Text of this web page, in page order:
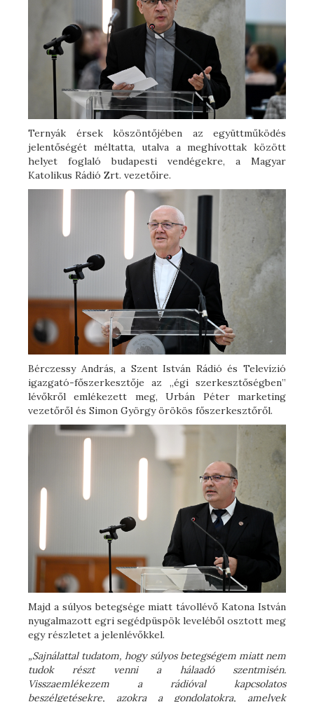
Ternyák érsek köszöntőjében az együttműködés
jelentőségét méltatta, utalva a meghívottak között
helyet foglaló budapesti vendégekre, a Magyar
Katolikus Rádió Zrt. vezetőire.
Bérczessy András, a Szent István Rádió és Televízió
igazgató-főszerkesztője az „égi szerkesztőségben”
lévőkről emlékezett meg, Urbán Péter marketing
vezetőről és Simon György örökös főszerkesztőről.
Majd a súlyos betegsége miatt távollévő Katona István
nyugalmazott egri segédpüspök leveléből osztott meg
egy részletet a jelenlévőkkel.
„Sajnálattal tudatom, hogy súlyos betegségem miatt nem
tudok részt venni a hálaadó szentmisén.
Visszaemlékezem a rádióval kapcsolatos
beszélgetésekre, azokra a gondolatokra, amelyek